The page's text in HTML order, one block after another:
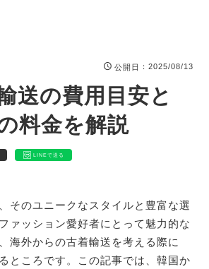
公開日 ：2025/08/13
送の費用目安と
料金を解説
LINEで送る
そのユニークなスタイルと豊富な選
ァッション愛好者にとって魅力的な
海外からの古着輸送を考える際に
ところです。この記事では、韓国か